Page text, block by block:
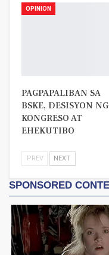
OPINION
PAGPAPALIBAN SA
BSKE, DESISYON NG
KONGRESO AT
EHEKUTIBO
PREV NEXT